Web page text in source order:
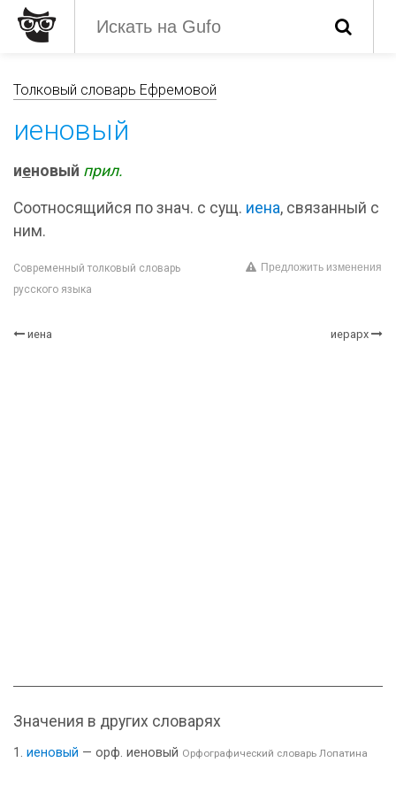
Толковый словарь Ефремовой
иеновый
иеновый прил.
Соотносящийся по знач. с сущ. иена, связанный с
ним.
Современный толковый словарь
русского языка
Предложить изменения
иена иерарх
Значения в других словарях
иеновый — орф. иеновый Орфографический словарь Лопатина